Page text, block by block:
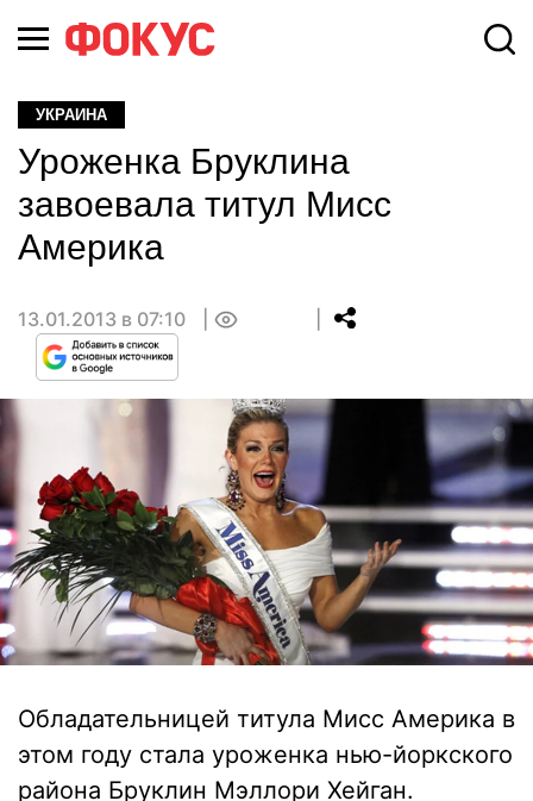
УКРАИНА
Уроженка Бруклина
завоевала титул Мисс
Америка
13.01.2013 в 07:10
Обладательницей титула Мисс Америка в
этом году стала уроженка нью-йоркского
района Бруклин Мэллори Хейган.